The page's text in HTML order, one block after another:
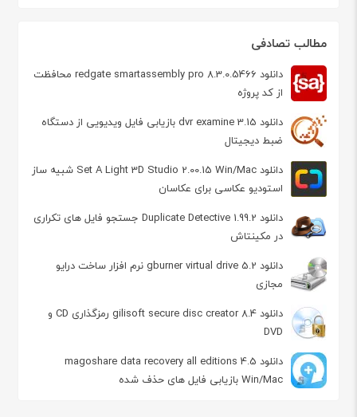
مطالب تصادفی
دانلود redgate smartassembly pro 8.3.0.5466 محافظت
از کد پروژه
دانلود dvr examine 3.15 بازیابی فایل ویدیویی از دستگاه
ضبط دیجیتال
دانلود Set A Light 3D Studio 2.00.15 Win/Mac شبیه ساز
استودیو عکاسی برای عکاسان
دانلود Duplicate Detective 1.99.2 جستجو فایل های تکراری
در مکینتاش
دانلود gburner virtual drive 5.2 نرم افزار ساخت درایو
مجازی
دانلود gilisoft secure disc creator 8.4 رمزگذاری CD و
DVD
دانلود magoshare data recovery all editions 4.5
Win/Mac بازیابی فایل های حذف شده